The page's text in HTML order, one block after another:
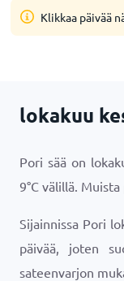
Klikkaa päivää
lokakuu
Pori sää on
9°C välillä. Muista
Sijainnissa Pori
päivää, joten
sateenvarjon